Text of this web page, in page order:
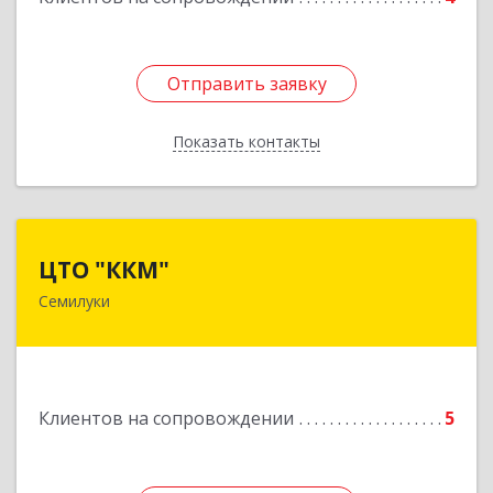
Отправить заявку
Показать контакты
Отправить заявку
Назад
ЦТО "ККМ"
Семилуки
Клиентов на сопровождении 5